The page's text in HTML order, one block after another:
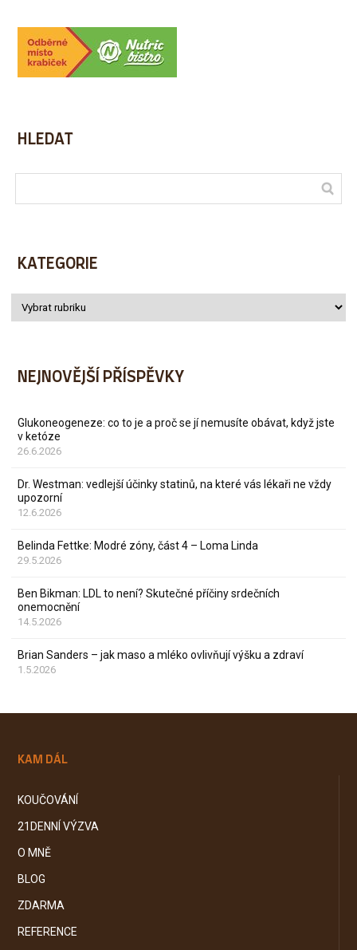
HLEDAT
KATEGORIE
NEJNOVĚJŠÍ PŘÍSPĚVKY
Glukoneogeneze: co to je a proč se jí nemusíte obávat, když jste
v ketóze
26.6.2026
Dr. Westman: vedlejší účinky statinů, na které vás lékaři ne vždy
upozorní
12.6.2026
Belinda Fettke: Modré zóny, část 4 – Loma Linda
29.5.2026
Ben Bikman: LDL to není? Skutečné příčiny srdečních
onemocnění
14.5.2026
Brian Sanders – jak maso a mléko ovlivňují výšku a zdraví
1.5.2026
KAM DÁL
KOUČOVÁNÍ
21DENNÍ VÝZVA
O MNĚ
BLOG
ZDARMA
REFERENCE